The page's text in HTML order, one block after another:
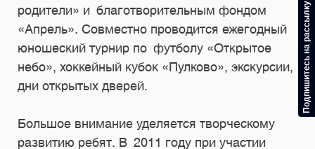
родители» и благотворительным фондом
«Апрель». Совместно проводится ежегодный
юношеский турнир по футболу «Открытое
небо», хоккейный кубок «Пулково», экскурсии,
дни открытых дверей.
Большое внимание уделяется творческому
развитию ребят. В 2011 году при участии
Подпишитесь на рассылку